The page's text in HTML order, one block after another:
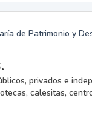
de Patrimonio y
privados e
calesitas,